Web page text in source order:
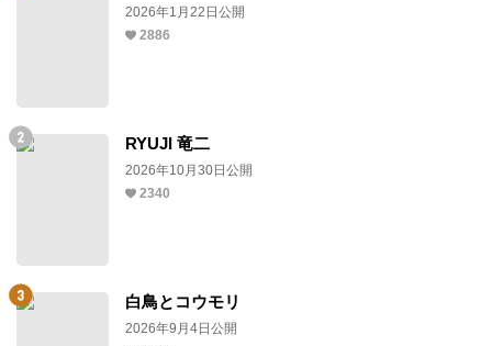
2026年1月22日公開
2886
RYUJI 竜二
2026年10月30日公開
2340
白鳥とコウモリ
2026年9月4日公開